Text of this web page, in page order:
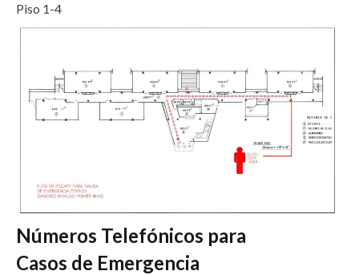
Piso 1-4
Números Telefónicos para
Casos de Emergencia